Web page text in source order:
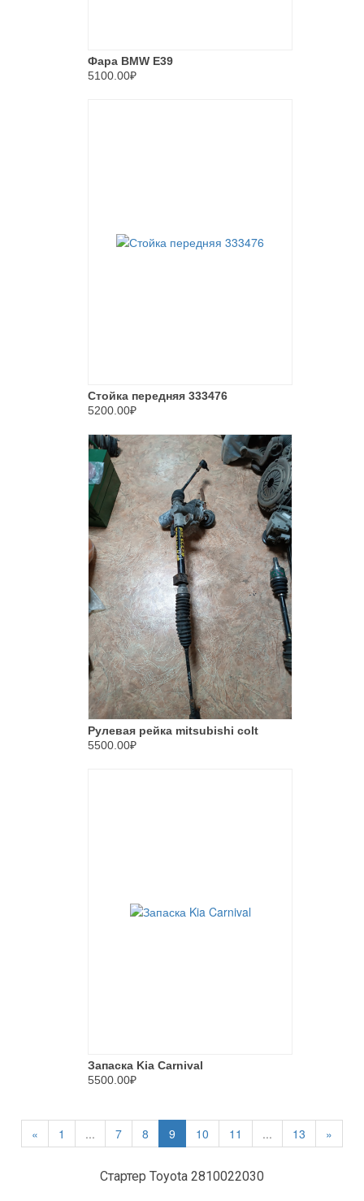
Фара BMW E39
5100.00₽
Стойка передняя 333476
5200.00₽
Рулевая рейка mitsubishi colt
5500.00₽
Запаска Kia Carnival
5500.00₽
« 1 ... 7 8 9 10 11 ... 13 »
Стартер Toyota 2810022030